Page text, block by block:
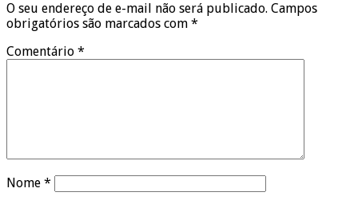
O seu endereço de e-mail não será publicado. Campos
obrigatórios são marcados com *
Comentário *
Nome *